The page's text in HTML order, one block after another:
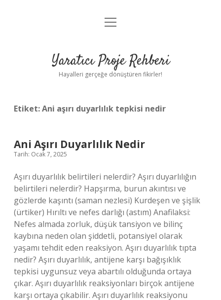
Anasayfa
Yasal Uyarı
menüyü
Yaratıcı Proje Rehberi
Hayalleri gerçeğe dönüştüren fikirler!
Etiket:Ani aşırı duyarlılık tepkisi nedir
Ani Aşırı Duyarlılık Nedir
Tarih: Ocak 7, 2025
Aşırı duyarlılık belirtileri nelerdir? Aşırı duyarlılığın
belirtileri nelerdir? Hapşırma, burun akıntısı ve
gözlerde kaşıntı (saman nezlesi) Kurdeşen ve şişlik
(ürtiker) Hırıltı ve nefes darlığı (astım) Anafilaksi:
Nefes almada zorluk, düşük tansiyon ve bilinç
kaybına neden olan şiddetli, potansiyel olarak
yaşamı tehdit eden reaksiyon. Aşırı duyarlılık tıpta
nedir? Aşırı duyarlılık, antijene karşı bağışıklık
tepkisi uygunsuz veya abartılı olduğunda ortaya
çıkar. Aşırı duyarlılık reaksiyonları birçok antijene
karşı ortaya çıkabilir. Aşırı duyarlılık reaksiyonu